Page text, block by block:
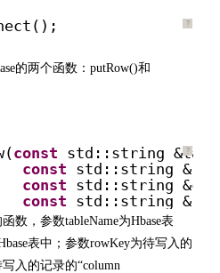
?
的两个函数：putRow()和
?
const std::string
const std::string
const std::string
const std::string
数，参数tableName为Hbase表
表中；参数rowKey为待写入的
入的记录的“column